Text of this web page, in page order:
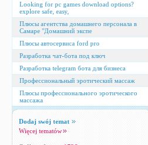
Looking for pc games download options?
explore safe, easy,
Плюсы агентства домашнего персонала в
Самаре "Домашний экспе
Плюсы автосервиса ford pro
Разработка чат-бота под ключ
Разработка telegram бота для бизнеса
Профессиональный эротический массаж
Плюсы профессионального эротического
массажа
Dodaj swój temat
Więcej tematów